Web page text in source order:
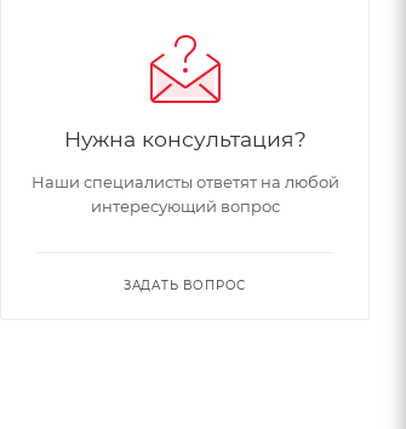
Нужна консультация?
Наши специалисты ответят на любой
интересующий вопрос
ЗАДАТЬ ВОПРОС